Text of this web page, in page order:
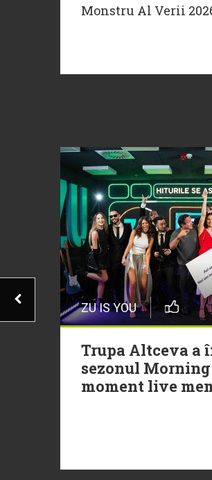
Monstru Al Verii
ZU IS YOU
Trupa Altceva a
sezonul Morning
moment live